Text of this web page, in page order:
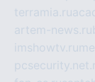
terramia.ru
artem-news.ru
imshowtv.ru